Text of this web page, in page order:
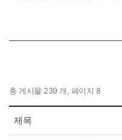
총 게시물 239 개, 페이지 8
제목